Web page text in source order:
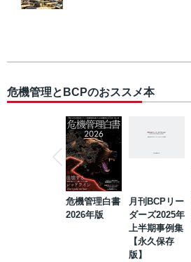
危機管理とBCPのおススメ本
危機管理白書
2026年版
月刊BCPリー
ダーズ2025年
上半期事例集
【永久保存
版】